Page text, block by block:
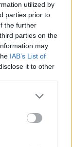
utilized by
parties prior to
the further
parties on the
may
IAB’s List of
it to other
more Google
may click to
party tags to
below Google